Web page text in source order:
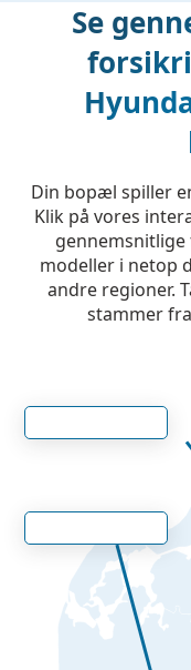
Se
Din bopæl spiller
Klik på vores
modeller i netop
andre regioner.
stammer